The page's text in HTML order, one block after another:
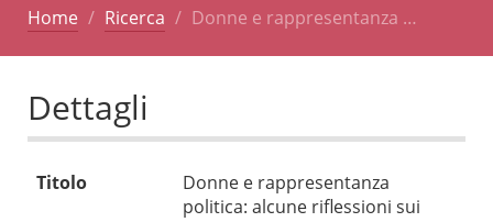
Home Ricerca Donne e rappresentanza …
Dettagli
Titolo
Donne e rappresentanza
politica: alcune riflessioni sui